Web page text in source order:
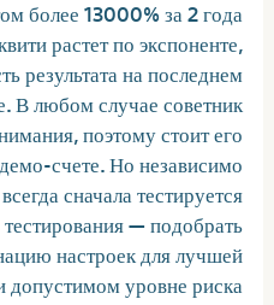
более 13000% за 2 года
растет по экспоненте,
результата на последнем
В любом случае советник
поэтому стоит его
счете. Но независимо
сначала тестируется
— подобрать
настроек для лучшей
уровне риска.